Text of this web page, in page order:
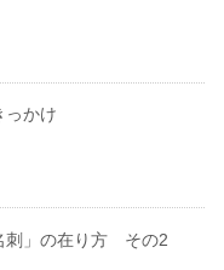
っかけ
刺」の在り方 その2